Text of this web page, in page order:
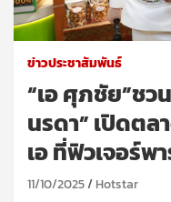
ข่าวประชาสัมพันธ์
“เอ ศุภชัย”ชว
นรดา” เปิดตล
เอ ที่ฟิวเจอร์พ
11/10/2025 Hotstar